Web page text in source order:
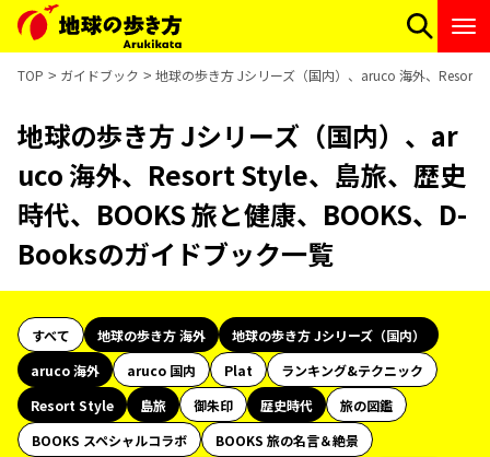
TOP ガイドブック 地球の歩き方 Jシリーズ（国内）、aruco 海外、Resort
地球の歩き方 Jシリーズ（国内）、ar
uco 海外、Resort Style、島旅、歴史
時代、BOOKS 旅と健康、BOOKS、D-
Booksのガイドブック一覧
すべて 地球の歩き方 海外
地球の歩き方 Jシリーズ（国内）
aruco 海外
aruco 国内 Plat
ランキング&テクニック
Resort Style
島旅 御朱印 歴史時代
旅の図鑑
BOOKS スペシャルコラボ
BOOKS 旅の名言＆絶景